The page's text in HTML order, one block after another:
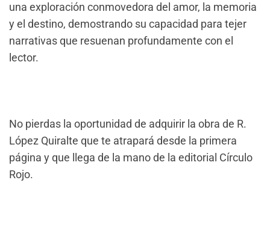
una exploración conmovedora del amor, la memoria
y el destino, demostrando su capacidad para tejer
narrativas que resuenan profundamente con el
lector.
No pierdas la oportunidad de adquirir la obra de R.
López Quiralte que te atrapará desde la primera
página y que llega de la mano de la editorial Círculo
Rojo.